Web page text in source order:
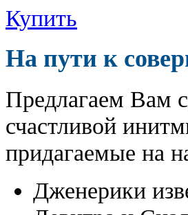
Купить
На пути к
Предлагаем Вам
счастливой
придагаемые на
Дженерики